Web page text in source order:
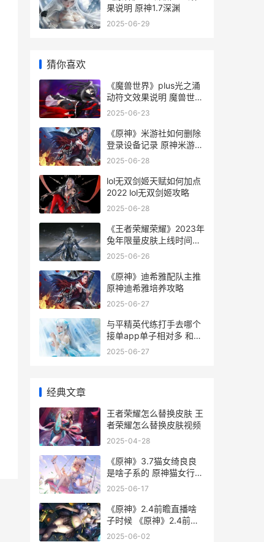
果说明 原神1.7深渊
2025-06-29
猜你喜欢
《魔兽世界》plus光之涌
动符文效果说明 魔兽世界
plus官网最新公告
2025-06-23
《原神》米游社如何删除
登录设备记录 原神米游社
官网
2025-06-28
lol无双剑姬天赋如何加点
2022 lol无双剑姬攻略
2025-06-28
《王者荣耀荣耀》2023年
兔年限量皮肤上线时间概
括 王者荣耀荣耀印记多少
2025-06-26
《原神》迪希雅配队主推
原神迪希雅培养攻略
2025-06-27
与平精英代练打手去哪个
接单app单子相对多 和平
精英代练有风险吗
2025-06-27
经典文章
王者荣耀怎么替换皮肤 王
者荣耀怎么替换皮肤视频
2025-04-28
《原神》3.7猫女绮良良
是啥子系的 原神猫女行不
行
2025-06-17
《原神》2.4前瞻直播啥
子时候 《原神》2.4前瞻
版下载
2025-06-02